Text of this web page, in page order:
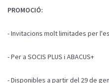
PROMOCIÓ:
- Invitacions molt limitades per
- Per a SOCIS PLUS i ABACUS+
- Disponibles a partir del 29 de